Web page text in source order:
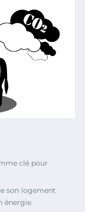
clé pour
son logement
énergie.